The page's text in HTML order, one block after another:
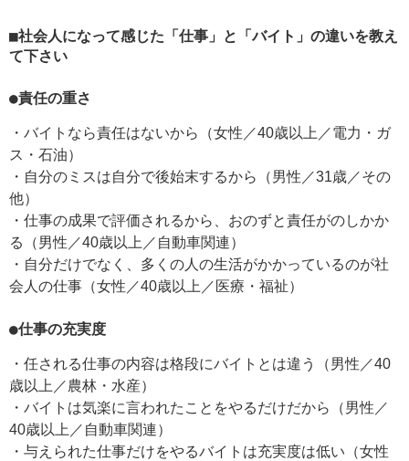
■社会人になって感じた「仕事」と「バイト」の違いを教え
て下さい
●責任の重さ
・バイトなら責任はないから（女性／40歳以上／電力・ガ
ス・石油）
・自分のミスは自分で後始末するから（男性／31歳／その
他）
・仕事の成果で評価されるから、おのずと責任がのしかか
る（男性／40歳以上／自動車関連）
・自分だけでなく、多くの人の生活がかかっているのが社
会人の仕事（女性／40歳以上／医療・福祉）
●仕事の充実度
・任される仕事の内容は格段にバイトとは違う（男性／40
歳以上／農林・水産）
・バイトは気楽に言われたことをやるだけだから（男性／
40歳以上／自動車関連）
・与えられた仕事だけをやるバイトは充実度は低い（女性